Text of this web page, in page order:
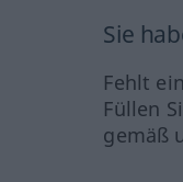
Sie
Fehlt
Füllen
gemäß